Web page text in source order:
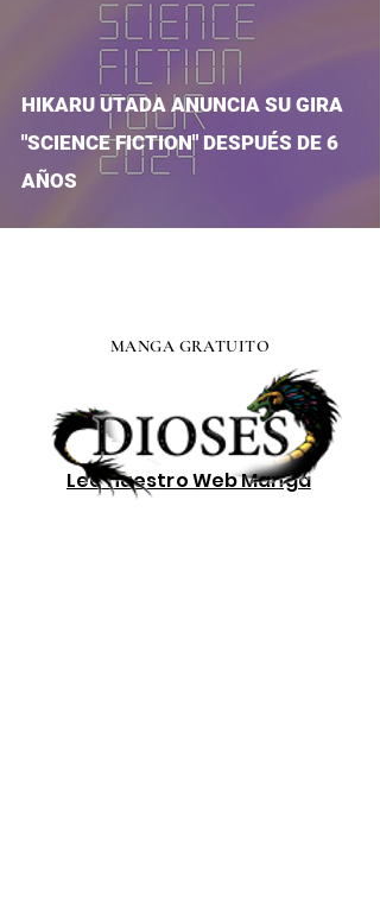
HIKARU UTADA ANUNCIA SU GIRA
"SCIENCE FICTION" DESPUÉS DE 6
AÑOS
Lee nuestroWeb Manga
MANGA GRATUITO